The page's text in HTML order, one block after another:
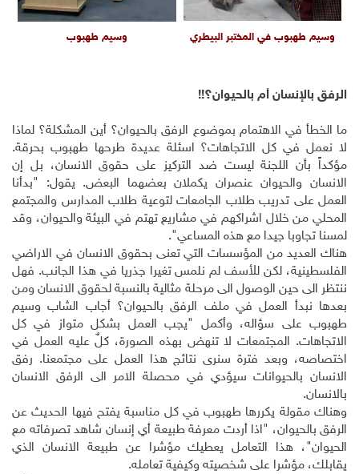
وسيم طهبوب في المختبر البيطري وسيم طهبوب
الرفق بالإنسان أم بالحيوان؟!!
ما الخطأ في الاهتمام بموضوع الرفق بالحيوان؟ أين المشكلة؟ لماذا
لا نعمل في كل الاتجاهات؟ اسئلة عديدة طرحها طهبوب بحرقة.
مؤكداً بأن اللجنة ليست ضد التركيز على حقوق الانسان، بل إن
الانسان والحيوان عنصران يكملان بعضهما البعض. يقول: "بدأنا
العمل على تدريب طلاب الجامعات لتوعية طلاب المدارس والمجتمع
المحلي من خلال اشراكهم في مشاريع تهتم في البيئة والحيوان، وقد
لمسنا تجاوبا جيدا مع هذه المساعي".
هناك العديد من المؤسسات التي تعنى بحقوق الانسان في الاراضي
الفلسطينية، لكن للأسف لم نلمس تغيرا جذريا في هذا الجانب. فهل
ننتظر الى حين الوصول الى مرحلة مثالية بالنسبة لحقوق الانسان ومن
بعدها نبدأ العمل في ملف الرفق بالحيوان؟ أجاب الشاب وسيم
طهبوب على سؤاله، وأكمل "يجب العمل بشكل متواز في كل
الاتجاهات. المجتمعات لا تنهض بهذه الصورة، كلٌ عليه العمل في
اختصاصه، وبعد فترة سنرى نتائج هذا العمل على مجتمعنا. رفق
الانسان بالحيوانات سيؤدي في محصلة الامر الى الرفق الانسان
بالانسان.
وهناك مقولة يكررها طهبوب في كل مناسبة يفتح فيها الحديث عن
الرفق بالحيوان، "اذا أردت معرفة طبيعة أي إنسان شاهد تصرفاته مع
الحيوان"، هذا التعامل يعطيك مؤشرا عن طبيعة الانسان الذي
يقابلك، مؤشرا على شخصيته وكيفية تعامله.